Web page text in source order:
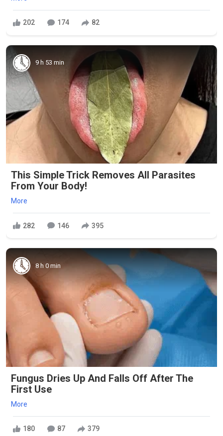
202 174 82
9 h 53 min
This Simple Trick Removes All Parasites
From Your Body!
More
282 146 395
8 h 0 min
Fungus Dries Up And Falls Off After The
First Use
More
180 87 379